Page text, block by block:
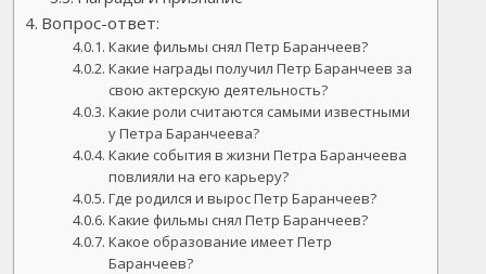
Вопрос-ответ:
Какие фильмы снял Петр Баранчеев?
Какие награды получил Петр Баранчеев за
свою актерскую деятельность?
Какие роли считаются самыми известными
у Петра Баранчеева?
Какие события в жизни Петра Баранчеева
повлияли на его карьеру?
Где родился и вырос Петр Баранчеев?
Какие фильмы снял Петр Баранчеев?
Какое образование имеет Петр
Баранчеев?